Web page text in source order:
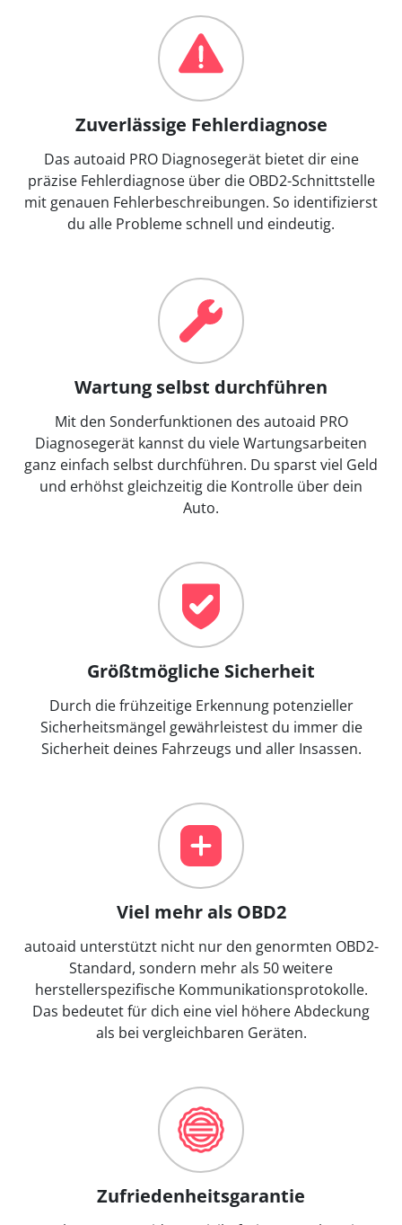
Zuverlässige Fehlerdiagnose
Das autoaid PRO Diagnosegerät bietet dir eine
präzise Fehlerdiagnose über die OBD2-Schnittstelle
mit genauen Fehlerbeschreibungen. So identifizierst
du alle Probleme schnell und eindeutig.
Wartung selbst durchführen
Mit den Sonderfunktionen des autoaid PRO
Diagnosegerät kannst du viele Wartungsarbeiten
ganz einfach selbst durchführen. Du sparst viel Geld
und erhöhst gleichzeitig die Kontrolle über dein
Auto.
Größtmögliche Sicherheit
Durch die frühzeitige Erkennung potenzieller
Sicherheitsmängel gewährleistest du immer die
Sicherheit deines Fahrzeugs und aller Insassen.
Viel mehr als OBD2
autoaid unterstützt nicht nur den genormten OBD2-
Standard, sondern mehr als 50 weitere
herstellerspezifische Kommunikationsprotokolle.
Das bedeutet für dich eine viel höhere Abdeckung
als bei vergleichbaren Geräten.
Zufriedenheitsgarantie